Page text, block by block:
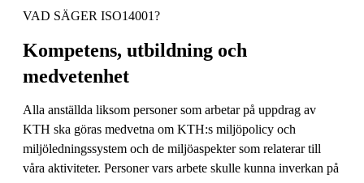
VAD SÄGER ISO14001?
Kompetens, utbildning och
medvetenhet
Alla anställda liksom personer som arbetar på uppdrag av
KTH ska göras medvetna om KTH:s miljöpolicy och
miljöledningssystem och de miljöaspekter som relaterar till
våra aktiviteter. Personer vars arbete skulle kunna inverkan på